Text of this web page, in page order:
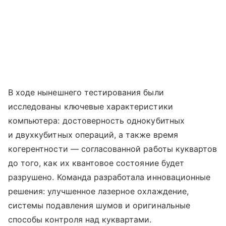
В ходе нынешнего тестирования были
исследованы ключевые характеристики
компьютера: достоверность однокубитных
и двухкубитных операций, а также время
когерентности — согласованной работы куквартов
до того, как их квантовое состояние будет
разрушено. Команда разработала инновационные
решения: улучшенное лазерное охлаждение,
системы подавления шумов и оригинальные
способы контроля над куквартами.